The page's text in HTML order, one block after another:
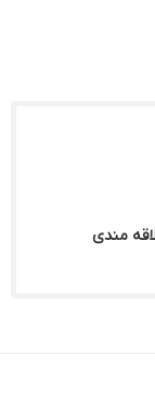
مندی